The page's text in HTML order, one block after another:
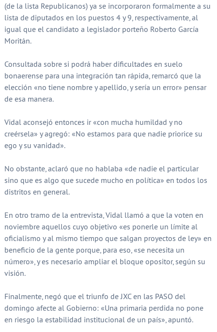
(de la lista Republicanos) ya se incorporaron formalmente a su
lista de diputados en los puestos 4 y 9, respectivamente, al
igual que el candidato a legislador porteño Roberto García
Moritán.
Consultada sobre si podrá haber dificultades en suelo
bonaerense para una integración tan rápida, remarcó que la
elección «no tiene nombre y apellido, y sería un error» pensar
de esa manera.
Vidal aconsejó entonces ir «con mucha humildad y no
creérsela» y agregó: «No estamos para que nadie priorice su
ego y su vanidad».
No obstante, aclaró que no hablaba «de nadie el particular
sino que es algo que sucede mucho en política» en todos los
distritos en general.
En otro tramo de la entrevista, Vidal llamó a que la voten en
noviembre aquellos cuyo objetivo «es ponerle un límite al
oficialismo y al mismo tiempo que salgan proyectos de ley» en
beneficio de la gente porque, para eso, «se necesita un
número», y es necesario ampliar el bloque opositor, según su
visión.
Finalmente, negó que el triunfo de JXC en las PASO del
domingo afecte al Gobierno: «Una primaria perdida no pone
en riesgo la estabilidad institucional de un país», apuntó.